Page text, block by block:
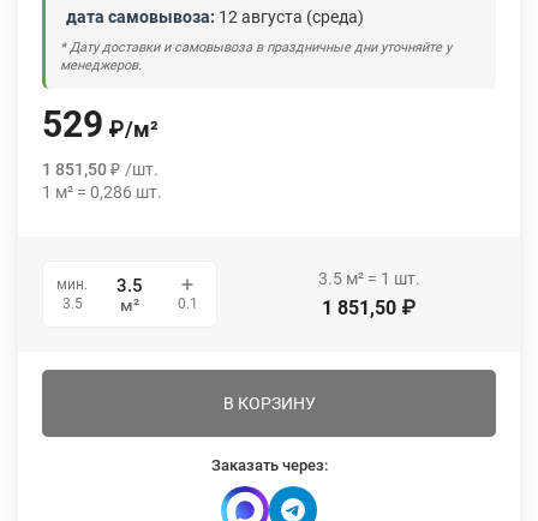
дата самовывоза: 12 августа (среда)
* Дату доставки и самовывоза в праздничные дни уточняйте у
менеджеров.
529 ₽/м²
1 851,50₽ /шт.
1 м² = 0,286 шт.
мин.
3.5
м² 0.1
3.5м²= 1 шт.
1 851,50 ₽
В КОРЗИНУ
Заказать через: